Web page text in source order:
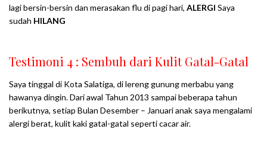
lagi bersin-bersin dan merasakan flu di pagi hari, ALERGI Saya
sudah HILANG
Testimoni 4 : Sembuh dari Kulit Gatal-Gatal
Saya tinggal di Kota Salatiga, di lereng gunung merbabu yang
hawanya dingin. Dari awal Tahun 2013 sampai beberapa tahun
berikutnya, setiap Bulan Desember – Januari anak saya mengalami
alergi berat, kulit kaki gatal-gatal seperti cacar air.